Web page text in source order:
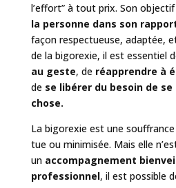
l’effort” à tout prix. Son objectif
la personne dans son
façon respectueuse, adaptée,
de la bigorexie, il est essentiel
au geste, de réapprendre à
de se libérer du besoin de
chose.
La bigorexie est une
tue ou minimisée. Mais elle
un accompagnement
professionnel, il est possible